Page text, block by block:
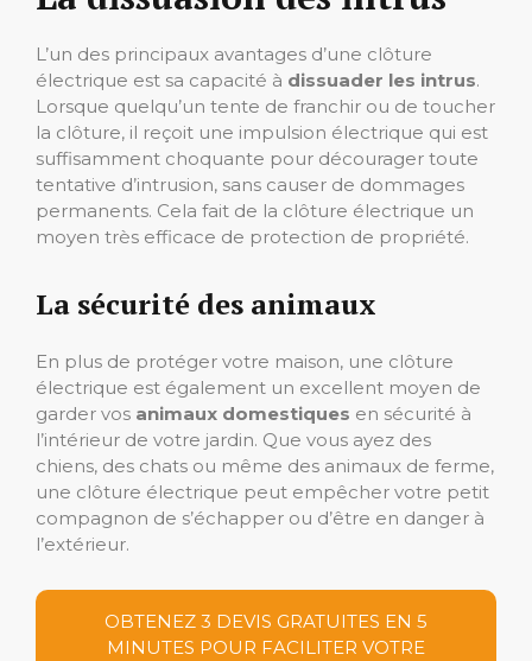
L’un des principaux avantages d’une clôture
électrique est sa capacité à dissuader les intrus.
Lorsque quelqu’un tente de franchir ou de toucher
la clôture, il reçoit une impulsion électrique qui est
suffisamment choquante pour décourager toute
tentative d’intrusion, sans causer de dommages
permanents. Cela fait de la clôture électrique un
moyen très efficace de protection de propriété.
La sécurité des animaux
En plus de protéger votre maison, une clôture
électrique est également un excellent moyen de
garder vos animaux domestiques en sécurité à
l’intérieur de votre jardin. Que vous ayez des
chiens, des chats ou même des animaux de ferme,
une clôture électrique peut empêcher votre petit
compagnon de s’échapper ou d’être en danger à
l’extérieur.
OBTENEZ 3 DEVIS GRATUITES EN 5
MINUTES POUR FACILITER VOTRE